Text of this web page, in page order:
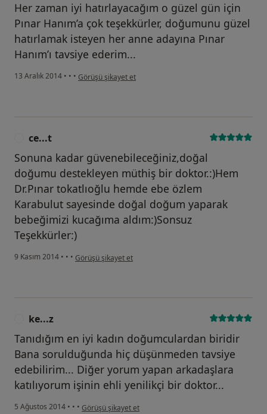
Her zaman iyi hatırlayacağım o güzel gün için
Pınar Hanım’a çok teşekkürler, doğumunu güzel
hatırlamak isteyen her anne adayına Pınar
Hanım’ı tavsiye ederim...
13 Aralık 2014 • • • kullanıcının görüşüne göre tc...r
Görüşü şikayet et
ce...t
Sonuna kadar güvenebileceğiniz,doğal
doğumu destekleyen müthiş bir doktor.:)Hem
Dr.Pınar tokatlıoğlu hemde ebe özlem
Karabulut sayesinde doğal doğum yaparak
bebeğimizi kucağıma aldım:)Sonsuz
Teşekkürler:)
9 Kasım 2014 • • • kullanıcının görüşüne göre ce...t
Görüşü şikayet et
ke...z
Tanıdığım en iyi kadın doğumculardan biridir
Bana sorulduğunda hiç düşünmeden tavsiye
edebilirim... Diğer yorum yapan arkadaşlara
katılıyorum işinin ehli yenilikçi bir doktor...
5 Ağustos 2014 • • • kullanıcının görüşüne göre ke...z
Görüşü şikayet et